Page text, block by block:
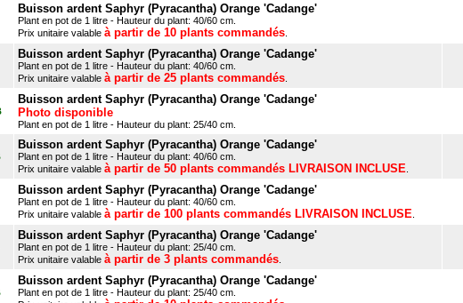
Buisson ardent Saphyr (Pyracantha) Orange 'Cadange'
Plant en pot de 1 litre - Hauteur du plant: 40/60 cm.
Prix unitaire valable à partir de 10 plants commandés
Buisson ardent Saphyr (Pyracantha) Orange 'Cadange'
Plant en pot de 1 litre - Hauteur du plant: 40/60 cm.
Prix unitaire valable à partir de 25 plants commandés
Buisson ardent Saphyr (Pyracantha) Orange 'Cadange'
Photo disponible
Plant en pot de 1 litre - Hauteur du plant: 25/40 cm.
Buisson ardent Saphyr (Pyracantha) Orange 'Cadange'
Plant en pot de 1 litre - Hauteur du plant: 40/60 cm.
Prix unitaire valable à partir de 50 plants commandés LIVRAISON INCLUSE
Buisson ardent Saphyr (Pyracantha) Orange 'Cadange'
Plant en pot de 1 litre - Hauteur du plant: 40/60 cm.
Prix unitaire valable à partir de 100 plants commandés LIVRAISON INCLUSE
Buisson ardent Saphyr (Pyracantha) Orange 'Cadange'
Plant en pot de 1 litre - Hauteur du plant: 25/40 cm.
Prix unitaire valable à partir de 3 plants commandés
Buisson ardent Saphyr (Pyracantha) Orange 'Cadange'
Plant en pot de 1 litre - Hauteur du plant: 25/40 cm.